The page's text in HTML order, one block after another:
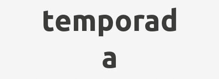
temporad
a